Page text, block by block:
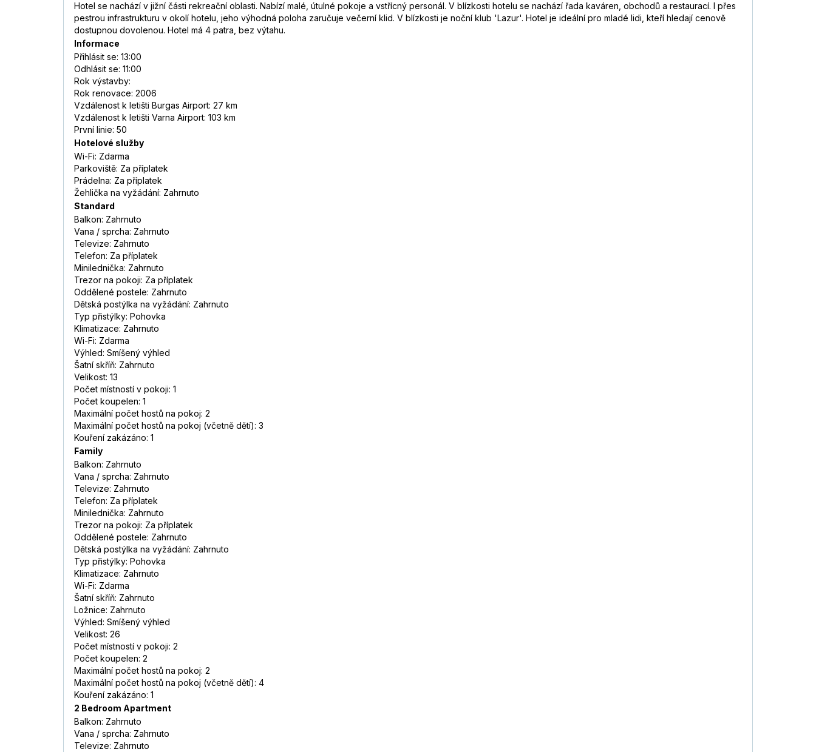
Hotel se nachází v jižní části rekreační oblasti. Nabízí malé, útulné pokoje a vstřícný personál. V blízkosti hotelu se nachází řada kaváren, obchodů a restaurací. I přes
pestrou infrastrukturu v okolí hotelu, jeho výhodná poloha zaručuje večerní klid. V blízkosti je noční klub 'Lazur'. Hotel je ideální pro mladé lidi, kteří hledají cenově
dostupnou dovolenou. Hotel má 4 patra, bez výtahu.
Informace
Přihlásit se: 13:00
Odhlásit se: 11:00
Rok výstavby:
Rok renovace: 2006
Vzdálenost k letišti Burgas Airport: 27 km
Vzdálenost k letišti Varna Airport: 103 km
První linie: 50
Hotelové služby
Wi-Fi: Zdarma
Parkoviště: Za příplatek
Prádelna: Za příplatek
Žehlička na vyžádání: Zahrnuto
Standard
Balkon: Zahrnuto
Vana / sprcha: Zahrnuto
Televize: Zahrnuto
Telefon: Za příplatek
Minilednička: Zahrnuto
Trezor na pokoji: Za příplatek
Oddělené postele: Zahrnuto
Dětská postýlka na vyžádání: Zahrnuto
Typ přistýlky: Pohovka
Klimatizace: Zahrnuto
Wi-Fi: Zdarma
Výhled: Smíšený výhled
Šatní skříň: Zahrnuto
Velikost: 13
Počet místností v pokoji: 1
Počet koupelen: 1
Maximální počet hostů na pokoj: 2
Maximální počet hostů na pokoj (včetně dětí): 3
Kouření zakázáno: 1
Family
Balkon: Zahrnuto
Vana / sprcha: Zahrnuto
Televize: Zahrnuto
Telefon: Za příplatek
Minilednička: Zahrnuto
Trezor na pokoji: Za příplatek
Oddělené postele: Zahrnuto
Dětská postýlka na vyžádání: Zahrnuto
Typ přistýlky: Pohovka
Klimatizace: Zahrnuto
Wi-Fi: Zdarma
Šatní skříň: Zahrnuto
Ložnice: Zahrnuto
Výhled: Smíšený výhled
Velikost: 26
Počet místností v pokoji: 2
Počet koupelen: 2
Maximální počet hostů na pokoj: 2
Maximální počet hostů na pokoj (včetně dětí): 4
Kouření zakázáno: 1
2 Bedroom Apartment
Balkon: Zahrnuto
Vana / sprcha: Zahrnuto
Televize: Zahrnuto